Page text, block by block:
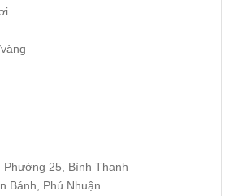
Phường 25, Bình Thạnh
Bánh, Phú Nhuận